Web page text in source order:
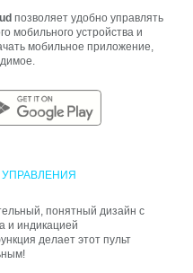
позволяет удобно управлять
мобильного устройства и
мобильное приложение,
понятный дизайн с
и индикацией
делает этот пульт